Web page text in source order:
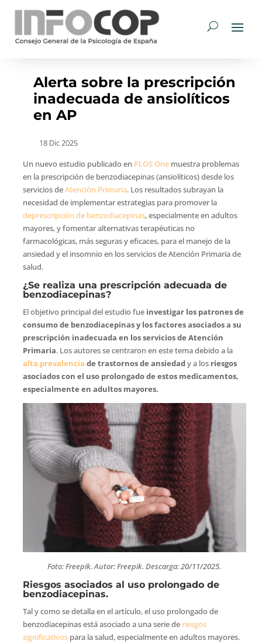
Alerta sobre la prescripción
inadecuada de ansiolíticos
en AP
18 Dic 2025
Un nuevo estudio publicado en PLOS Onemuestra problemas
en la prescripción de benzodiacepinas (ansiolíticos) desde los
servicios deAtención Primaria. Los resultados subrayan la
necesidad de implementar estrategias para promover la
deprescripción de benzodiacepinas, especialmente en adultos
mayores, y fomentar alternativas terapéuticas no
farmacológicas, más seguras y eficaces, para el manejo de la
ansiedad y el insomnio en los servicios de Atención Primaria de
salud.
¿Se realiza una prescripción adecuada de
benzodiacepinas?
El objetivo principal del estudio fue investigar los patrones de
consumo de benzodiacepinas y los factores asociados a su
prescripción inadecuada en los servicios de Atención
Primaria. Los autores se centraron en este tema debido a la
alta prevalencia de trastornos de ansiedady a los riesgos
asociados con el uso prolongado de estos medicamentos,
especialmente en adultos mayores.
Foto: Freepik. Autor: Freepik. Descarga: 20/11/2025.
Riesgos asociados al uso prolongado de
benzodiacepinas.
Tal y como se detalla en el artículo, el uso prolongado de
benzodiacepinas está asociado a una serie de riesgos
significativospara la salud, especialmente en adultos mayores.